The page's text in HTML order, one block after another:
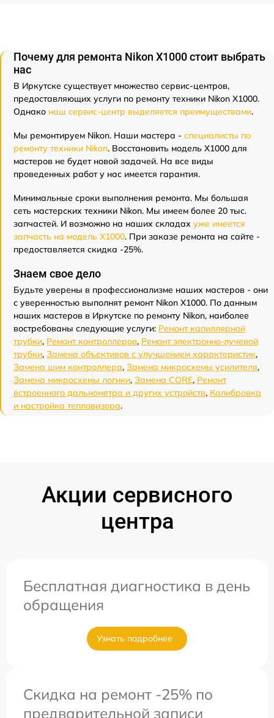
Почему для ремонта Nikon X1000 стоит выбрать
нас
В Иркутске существует множество сервис-центров,
предоставляющих услуги по ремонту техники Nikon X1000.
Однако наш сервис-центр выделяется преимуществами.
Мы ремонтируем Nikon. Наши мастера - специалисты по
ремонту техники Nikon. Восстановить модель X1000 для
мастеров не будет новой задачей. На все виды
проведенных работ у нас имеется гарантия.
Минимальные сроки выполнения ремонта. Мы большая
сеть мастерских техники Nikon. Мы имеем более 20 тыс.
запчастей. И возможно на наших складах уже имеется
запчасть на модель X1000. При заказе ремонта на сайте -
предоставляется скидка -25%.
Знаем свое дело
Будьте уверены в профессионализме наших мастеров - они
с уверенностью выполнят ремонт Nikon X1000. По данным
наших мастеров в Иркутске по ремонту Nikon, наиболее
востребованы следующие услуги: Ремонт капиллярной
трубки, Ремонт контроллеров, Ремонт электронно-лучевой
трубки, Замена объективов с улучшением характеристик,
Замена шим контроллера, Замена микросхемы усилителя,
Замена микросхемы логики, Замена CORE, Ремонт
встроенного дальнометра и других устройств, Калибровка
и настройка тепловизора.
Акции сервисного
центра
Бесплатная диагностика в день
обращения
Узнать подробнее
Скидка на ремонт -25% по
предварительной записи